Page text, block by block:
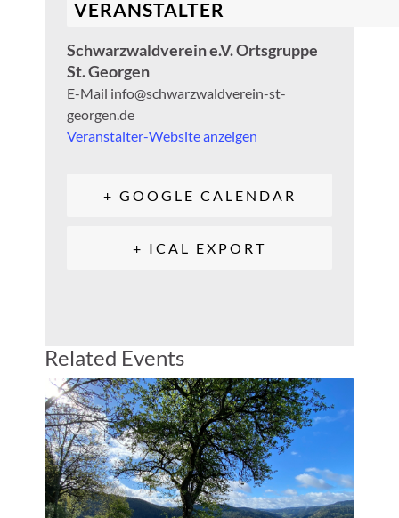
VERANSTALTER
Schwarzwaldverein e.V. Ortsgruppe
St. Georgen
E-Mail info@schwarzwaldverein-st-
georgen.de
Veranstalter-Website anzeigen
+ GOOGLE CALENDAR
+ ICAL EXPORT
Related Events